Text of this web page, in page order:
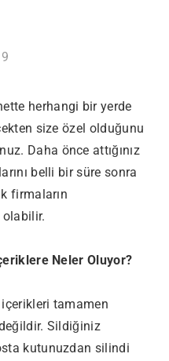
herhangi bir yerde
size özel olduğunu
Daha önce attığınız
belli bir süre sonra
firmaların
olabilir.
Neler Oluyor?
içerikleri tamamen
Sildiğiniz
kutunuzdan silindi